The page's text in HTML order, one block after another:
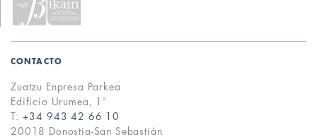
CONTACTO
Zuatzu Enpresa Parkea
Edificio Urumea, 1º
T.
+34 943 42 66 10
20018 Donostia-San Sebastián